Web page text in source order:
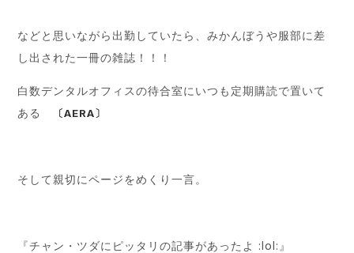
などと思いながら出勤していたら、みかんぼうや服部に差
し出された一冊の雑誌！！！
白数デンタルオフィスの待合室にいつも定期購読で置いて
ある
〔AERA〕
そして親切にページをめくり一言。
『チャン・ツダにピッタリの記事があったよ :lol:』